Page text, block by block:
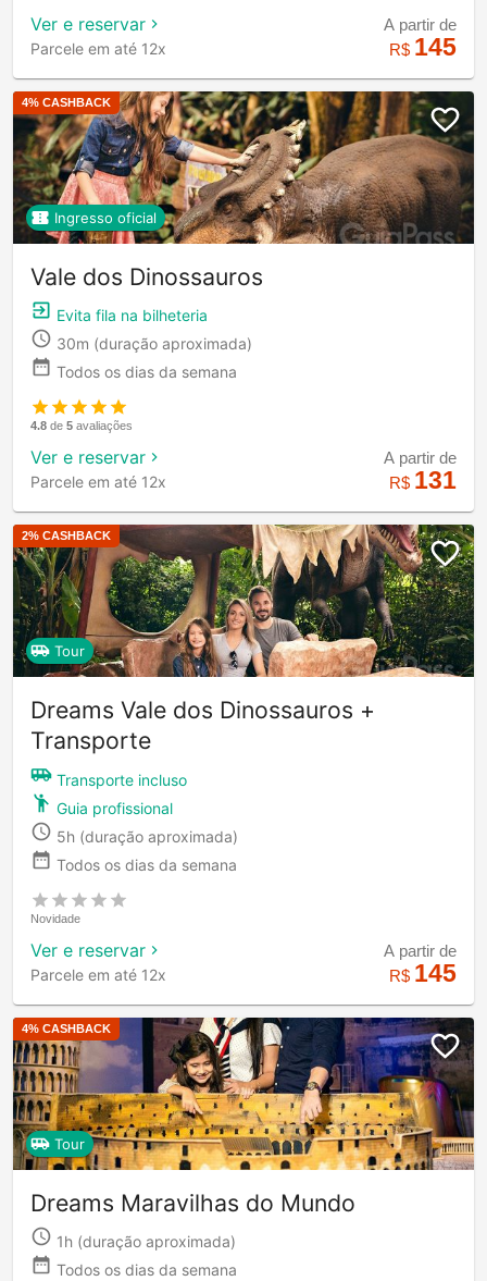
Ver e reservar
Parcele em até 12x
A partir de
R$ 145
4% CASHBACK
Ingresso oficial
Vale dos Dinossauros
Evita fila na bilheteria
30m (duração aproximada)
Todos os dias da semana
4.8 de 5 avaliações
Ver e reservar
Parcele em até 12x
A partir de
R$ 131
2% CASHBACK
Tour
Dreams Vale dos Dinossauros +
Transporte
Transporte incluso
Guia profissional
5h (duração aproximada)
Todos os dias da semana
Novidade
Ver e reservar
Parcele em até 12x
A partir de
R$ 145
4% CASHBACK
Tour
Dreams Maravilhas do Mundo
1h (duração aproximada)
Todos os dias da semana